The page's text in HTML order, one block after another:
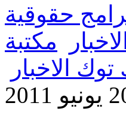
حقوقية
مكتبة
الاخبار